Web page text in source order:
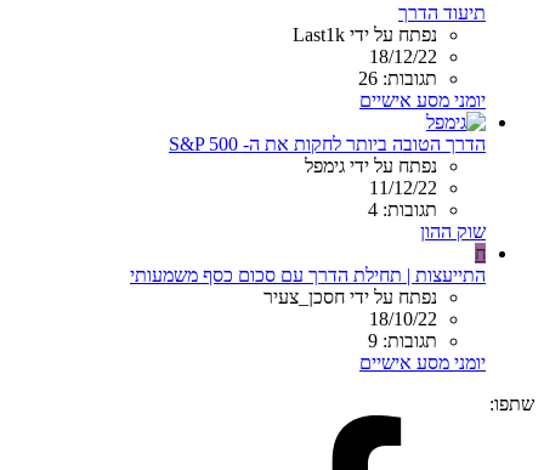
תיעוד הדרך
נפתח על ידי Last1k
18/12/22
תגובות: 26
יומני מסע אישיים
הדרך הטובה ביותר לחקות את ה- S&P 500
נפתח על ידי גימפל
11/12/22
תגובות: 4
שוק ההון
ח
התייעצות | תחילת הדרך עם סכום כסף משמעותי
נפתח על ידי חסכן_צעיר
18/10/22
תגובות: 9
יומני מסע אישיים
שתפו: